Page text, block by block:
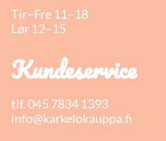
Tir–Fre 11–18
Lør 12–15
Kundeservice
tlf.045 7834 1393
info@karkelokauppa.fi